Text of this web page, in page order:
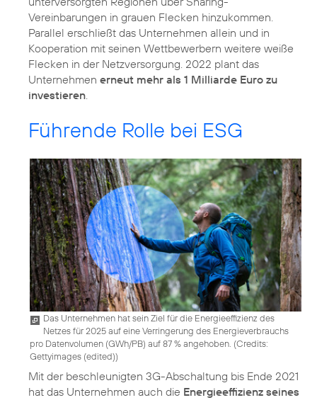
Vereinbarungen in grauen Flecken hinzukommen.
Parallel erschließt das Unternehmen allein und in
Kooperation mit seinen Wettbewerbern weitere weiße
Flecken in der Netzversorgung. 2022 plant das
Unternehmen erneut mehr als 1 Milliarde Euro zu
investieren
Führende Rolle bei ESG
Das Unternehmen hat sein Ziel für die Energieeffizienz des
Netzes für 2025 auf eine Verringerung des Energieverbrauchs
pro Datenvolumen (GWh/PB) auf 87 % angehoben. (Credits:
Gettyimages (edited))
Mit der beschleunigten 3G-Abschaltung bis Ende 2021
hat das Unternehmen auch die Energieeffizienz seines